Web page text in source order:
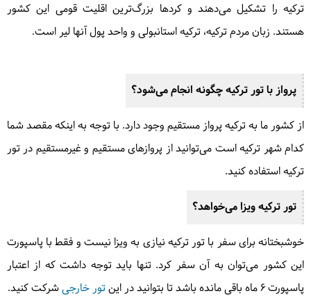
مشاهده این سفر
ساحل شنی شیله استانبول گشت یک روزه |
مرداد ۱۴۰۵
ترکیه را تشکیل می‌دهند و کردها بزرگ‌ترین اقلیت قومی این کشور
هستند. زبان مردم ترکیه، ترکیه استانبولی و واحد پول آنها لیر است.
پرواز با تور ترکیه چگونه انجام می‌شود؟
از کشور ما به ترکیه پرواز مستقیم وجود دارد. با توجه به اینکه مقصد شما
کدام شهر ترکیه است می‌توانید از پروازهای مستقیم و غیرمستقیم در تور
ترکیه استفاده کنید.
تور ترکیه ویزا می‌خواهد؟
خوشبختانه برای سفر با تور ترکیه نیازی به ویزا نیست و فقط با پاسپورت
این کشور می‌توان به آن سفر کرد. تنها باید توجه داشت که از اعتبار
پاسپورت ۶ ماه باقی مانده باشد تا بتوانید در این
تور خارجیشرکت کنید.